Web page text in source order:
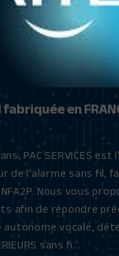
en
PAC SERVICES
de l'alarme sans fil,
Nous vous
afin de répondre
autonome vocale,
sans fi...